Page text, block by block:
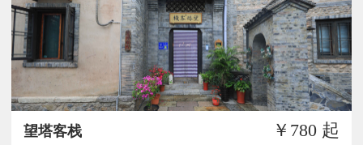
望塔客栈 ￥780 起